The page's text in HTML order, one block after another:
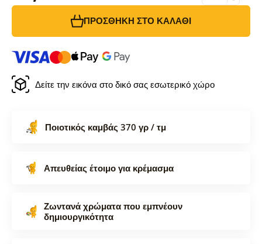
ΠΡΟΣΘΉΚΗ ΣΤΟ ΚΑΛΆΘΙ
Δείτε την εικόνα στο δικό σας εσωτερικό χώρο
Ποιοτικός καμβάς 370 γρ / τμ
Απευθείας έτοιμο για κρέμασμα
Ζωντανά χρώματα που εμπνέουν
δημιουργικότητα